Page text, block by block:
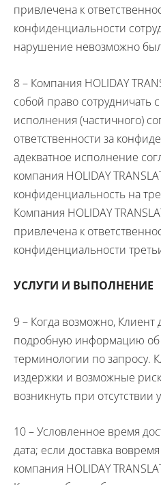
привлечена к
конфиденциальности
нарушение невозможно
8 – Компания HOLIDAY
собой право сотрудничать
исполнения (частичного)
ответственности за
адекватное исполнение
компания HOLIDAY
конфиденциальность на
Компания HOLIDAY
привлечена к
конфиденциальности
УСЛУГИ И ВЫПОЛНЕНИЕ
9 – Когда возможно, Клиент
подробную информацию об
терминологии по запросу.
издержки и возможные
возникнуть при отсутствии
10 – Условленное время
дата; если доставка
компания HOLIDAY